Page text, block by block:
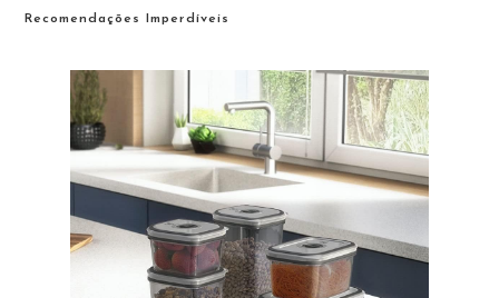
Recomendações Imperdíveis